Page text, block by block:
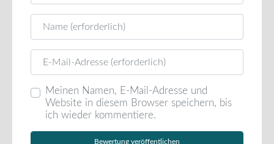
Name
E-Mail
Meinen Namen, E-Mail-Adresse und
Website in diesem Browser speichern, bis
ich wieder kommentiere.